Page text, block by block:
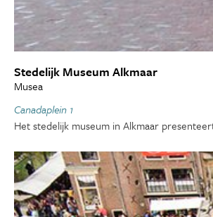
Stedelijk Museum Alkmaar
Musea
Canadaplein 1
Het stedelijk museum in Alkmaar